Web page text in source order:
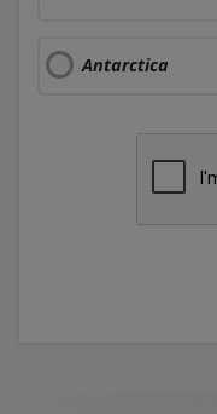
Antarctica